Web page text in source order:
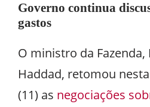
Governo continua
gastos
O ministro da Fazenda,
Haddad, retomou
(11) as negociações